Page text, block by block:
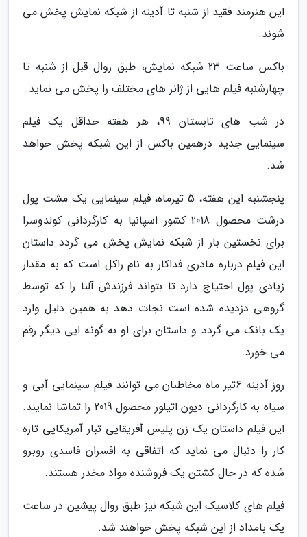
این هنرمند فقید از شنبه تا آدینه از شبکه نمایش پخش می
شوند.
باکس ساعت 23 شبکه نمایش، طبق روال قبل از شنبه تا
چهارشنبه فیلم هایی از ژانر های مختلف را پخش می نماید.
در شب های تابستان 99، هر هفته حداقل یک فیلم
سینمایی جدید درهمین باکس از این شبکه پخش خواهد
شد.
پنجشنبه این هفته، 5 تیرماه، فیلم سینمایی یک مشت پول
درشت محصول 2018 کشور اسپانیا به کارگردانی کولدوسرا
برای نخستین بار از شبکه نمایش پخش می گردد داستان
این فیلم درباره مادری فداکار به نام راکل است که به مقدار
زیادی پول احتیاج دارد تا بتواند فرزندش آلبا را که توسط
گروهی دزدیده شده است نجات دهد به همین دلیل وارد
یک بانک می گردد و داستان برای او به گونه ایی دیگر رقم
می خورد.
روز آدینه 6تیر ماه مخاطبان می توانند فیلم سینمایی آبی و
سیاه به کارگردانی دیون اتیلور محصول 2019 را تماشا نمایند.
این فیلم داستان یک زن پلیس آفریقایی تبار آمریکایی تازه
کار را دنبال می نماید که اتفاقی به افسران فاسدی روبرو
شده که در حال کشتن یک فروشنده مواد مخدر هستند.
فیلم های کلاسیک این شبکه نیز طبق روال پیشین در ساعت
یک بامداد از این شبکه پخش خواهند شد.